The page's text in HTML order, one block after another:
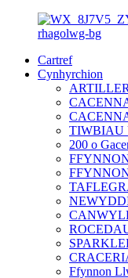
Cartref
Cynhyrchion
TIWBIAU
200 o
Ffynnon